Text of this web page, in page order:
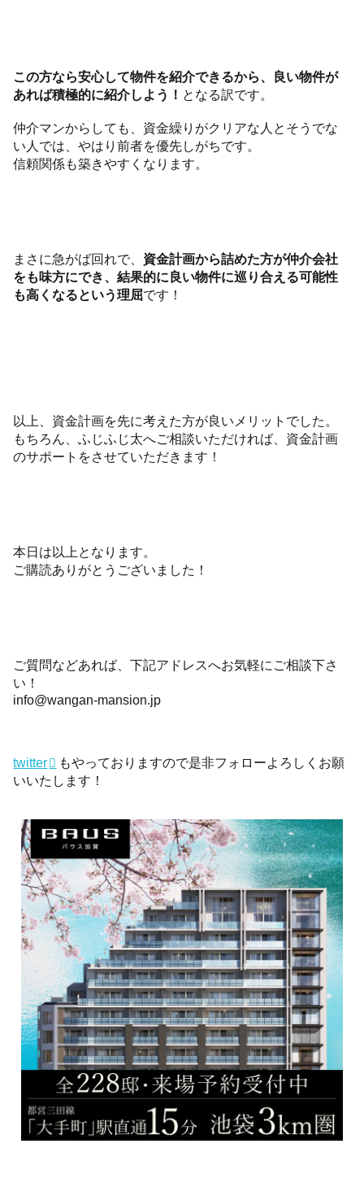
この方なら安心して物件を紹介できるから、良い物件が
あれば積極的に紹介しよう！ となる訳です。
仲介マンからしても、資金繰りがクリアな人とそうでな
い人では、やはり前者を優先しがちです。
信頼関係も築きやすくなります。
まさに急がば回れで、 資金計画から詰めた方が仲介会社
をも味方にでき、結果的に良い物件に巡り合える可能性
も高くなるという理屈です！
以上、資金計画を先に考えた方が良いメリットでした。
もちろん、ふじふじ太へご相談いただければ、資金計画
のサポートをさせていただきます！
本日は以上となります。
ご購読ありがとうございました！
ご質問などあれば、下記アドレスへお気軽にご相談下さ
い！
info@wangan-mansion.jp
twitter
もやっておりますので是非フォローよろしくお願
いいたします！